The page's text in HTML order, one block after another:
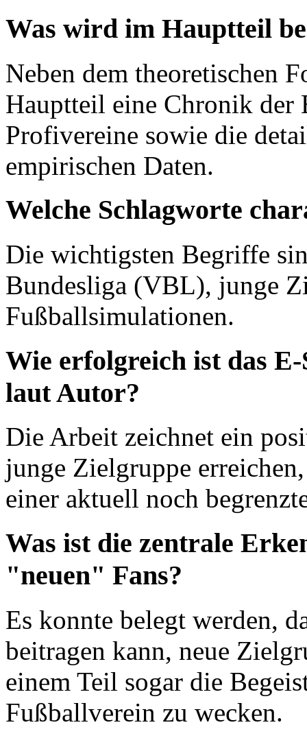
Was wird im Hauptteil
Neben dem theoretischen
Hauptteil eine Chronik
Profivereine sowie die
empirischen Daten.
Welche Schlagworte
Die wichtigsten Begriffe
Bundesliga (VBL), junge
Fußballsimulationen.
Wie erfolgreich ist das
laut Autor?
Die Arbeit zeichnet ein
junge Zielgruppe
einer aktuell noch
Was ist die zentrale
"neuen" Fans?
Es konnte belegt werden,
beitragen kann, neue
einem Teil sogar die
Fußballverein zu wecken.